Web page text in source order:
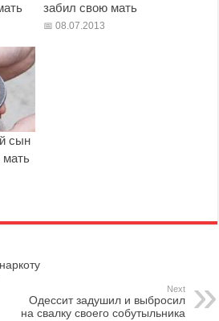
забил свою мать
08.07.2013
сын
мать
Next
Одессит задушил и выбросил
на свалку своего собутыльника